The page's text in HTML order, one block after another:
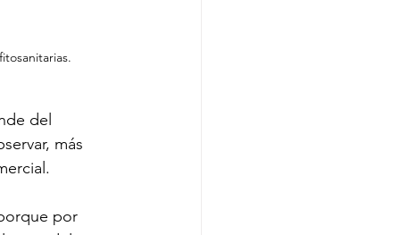
del
más
por